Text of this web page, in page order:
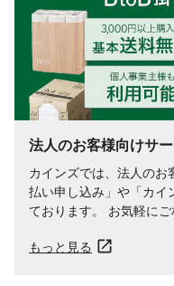
法人のお客様向けサ
カインズでは、法人のお
払い申し込み」や「カイ
ております。 お気軽にご
もっと見る